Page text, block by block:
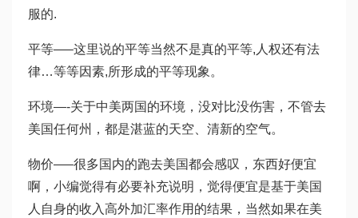
服的.
平等—–这里说的平等当然不是真的平等,人权还有法
律…等等因素,所形成的平等现象。
环境—-关于中美两国的环境，没对比没伤害，不管去
美国任何州，都是湛蓝的天空、清新的空气。
物价—–很多国内的跑去美国都会感叹，东西好便宜
啊，小编觉得有必要补充说明，觉得便宜是基于美国
人自身的收入高外加汇率作用的结果，当然如果在美